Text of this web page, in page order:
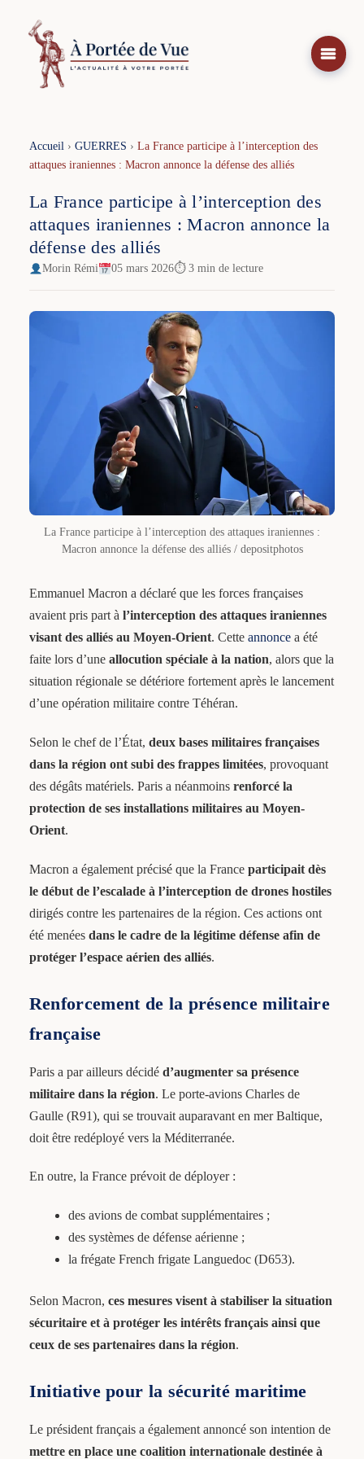
contenu
Accueil› GUERRES › La France participe à l’interception des
attaques iraniennes : Macron annonce la défense des alliés
La France participe à l’interception des
attaques iraniennes : Macron annonce la
défense des alliés
Morin Rémi 05 mars 2026⏱ 3 min de lecture
La France participe à l’interception des attaques iraniennes :
Macron annonce la défense des alliés / depositphotos
Emmanuel Macron a déclaré que les forces françaises
avaient pris part à l’interception des attaques iraniennes
visant des alliés au Moyen-Orient. Cette annoncea été
faite lors d’une allocution spéciale à la nation, alors que la
situation régionale se détériore fortement après le lancement
d’une opération militaire contre Téhéran.
Selon le chef de l’État, deux bases militaires françaises
dans la région ont subi des frappes limitées, provoquant
des dégâts matériels. Paris a néanmoins renforcé la
protection de ses installations militaires au Moyen-
Orient.
Macron a également précisé que la France participait dès
le début de l’escalade à l’interception de drones hostiles
dirigés contre les partenaires de la région. Ces actions ont
été menées dans le cadre de la légitime défense afin de
protéger l’espace aérien des alliés.
Renforcement de la présence militaire
française
Paris a par ailleurs décidé d’augmenter sa présence
militaire dans la région. Le porte-avions Charles de
Gaulle (R91), qui se trouvait auparavant en mer Baltique,
doit être redéployé vers la Méditerranée.
En outre, la France prévoit de déployer :
des avions de combat supplémentaires ;
des systèmes de défense aérienne ;
la frégate French frigate Languedoc (D653).
Selon Macron, ces mesures visent à stabiliser la situation
sécuritaire et à protéger les intérêts français ainsi que
ceux de ses partenaires dans la région.
Initiative pour la sécurité maritime
Le président français a également annoncé son intention de
mettre en place une coalition internationale destinée à